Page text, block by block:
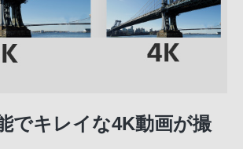
でキレイな4K動画が撮